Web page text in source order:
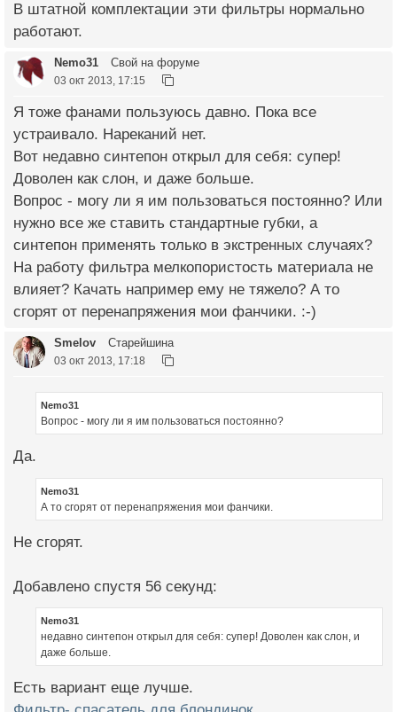
В штатной комплектации эти фильтры нормально
работают.
Nemo31 Свой на форуме
03 окт 2013, 17:15
Я тоже фанами пользуюсь давно. Пока все
устраивало. Нареканий нет.
Вот недавно синтепон открыл для себя: супер!
Доволен как слон, и даже больше.
Вопрос - могу ли я им пользоваться постоянно? Или
нужно все же ставить стандартные губки, а
синтепон применять только в экстренных случаях?
На работу фильтра мелкопористость материала не
влияет? Качать например ему не тяжело? А то
сгорят от перенапряжения мои фанчики. :-)
Smelov Старейшина
03 окт 2013, 17:18
Nemo31
Вопрос - могу ли я им пользоваться постоянно?
Да.
Nemo31
А то сгорят от перенапряжения мои фанчики.
Не сгорят.
Добавлено спустя 56 секунд:
Nemo31
недавно синтепон открыл для себя: супер! Доволен как слон, и
даже больше.
Есть вариант еще лучше.